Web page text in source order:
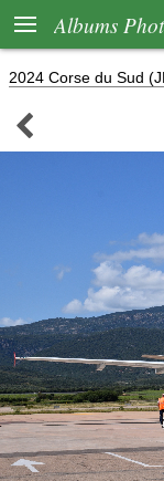
 Albums
2024 Corse du Sud
